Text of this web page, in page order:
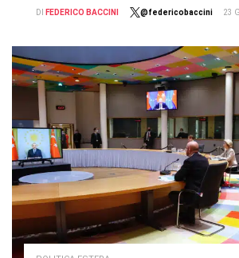
DI FEDERICO BACCINI @federicobaccini 23